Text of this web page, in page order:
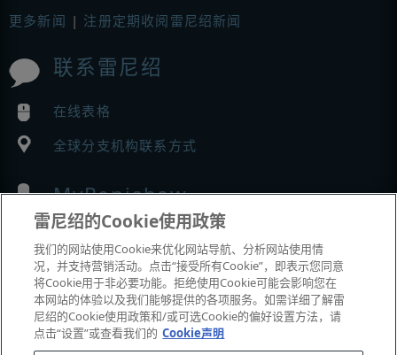
更多新闻 | 注册定期收阅雷尼绍新闻
联系雷尼绍
在线表格
全球分支机构联系方式
MyRenishaw
在线商城
展会与市场活动
雷尼绍的Cookie使用政策
我们的网站使用Cookie来优化网站导航、分析网站使用情
况，并支持营销活动。点击“接受所有Cookie”，即表示您同意
将Cookie用于非必要功能。拒绝使用Cookie可能会影响您在
本网站的体验以及我们能够提供的各项服务。如需详细了解雷
尼绍的Cookie使用政策和/或可选Cookie的偏好设置方法，请
点击“设置”或查看我们的 Cookie声明